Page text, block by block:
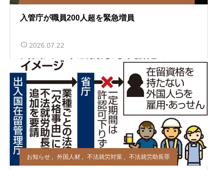
入管庁が職員200人超を緊急増員
2026.07.22
お知らせ , 外国人材 , 不法就労対策 , 不法就労助長罪